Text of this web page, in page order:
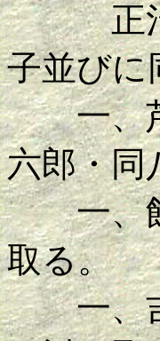
正治二
子並びに
一、芦
六郎・同
一、飯
取る。
一、吉